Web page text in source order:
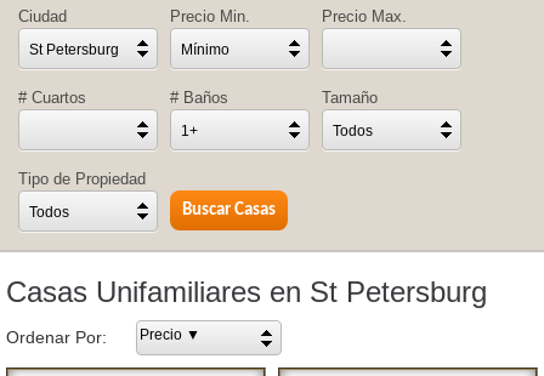
Ciudad
St Petersburg
Precio Min.
Mínimo
Precio Max.
# Cuartos # Baños
1+
Tamaño
Todos
Tipo de Propiedad
Todos
Casas Unifamiliares en St Petersburg
Ordenar Por: Precio ▼